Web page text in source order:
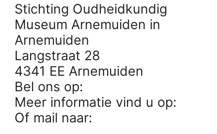
Stichting Oudheidkundig
Museum Arnemuiden in
Arnemuiden
Langstraat 28
4341 EE Arnemuiden
Bel ons op:
Meer informatie vind u op:
Of mail naar: